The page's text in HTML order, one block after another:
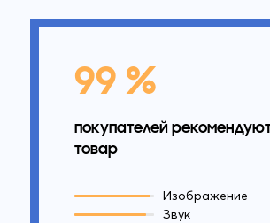
99 %
покупателей
товар
Изображение
Звук